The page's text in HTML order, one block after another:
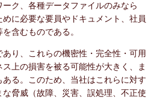
ク、各種データファイルのみなら
に必要な要員やドキュメント、社員
含むものである。
り、これらの機密性・完全性・可用
上の損害を被る可能性が大きく、ま
る。このため、当社はこれらに対す
脅威（故障、災害、誤処理、不正使